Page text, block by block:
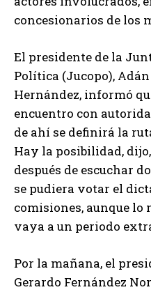
concesionarios de los
El presidente de la
Política (Jucopo),
Hernández, informó
encuentro con
de ahí se definirá la
Hay la posibilidad,
después de escuchar
se pudiera votar el
comisiones, aunque lo
vaya a un periodo
Por la mañana, el
Gerardo Fernández